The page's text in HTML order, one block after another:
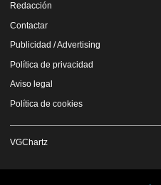
Redacción
Contactar
Publicidad / Advertising
Política de privacidad
Aviso legal
Política de cookies
VGChartz